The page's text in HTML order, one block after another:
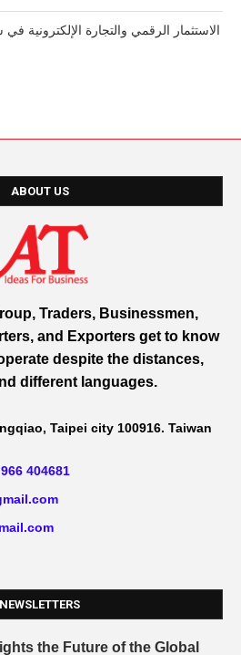
الاستثمار الرقمي والتجارة
ABOUT US
Traders, Businessmen,
and Exporters get to know
despite the distances,
different languages.
Taipei city 100916. Taiwan
404681
NEWSLETTERS
the Future of the Global